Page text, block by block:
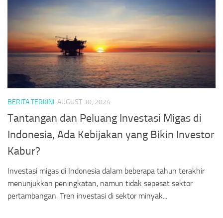
BERITA TERKINI AUGUST 30, 2024
Tantangan dan Peluang Investasi Migas di
Indonesia, Ada Kebijakan yang Bikin Investor
Kabur?
Investasi migas di Indonesia dalam beberapa tahun terakhir
menunjukkan peningkatan, namun tidak sepesat sektor
pertambangan. Tren investasi di sektor minyak...